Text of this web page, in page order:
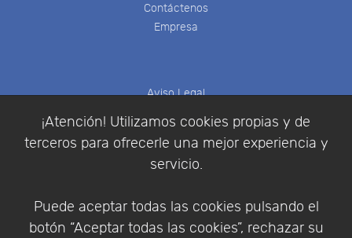
¡Atención! Utilizamos cookies propias y de
terceros para ofrecerle una mejor experiencia y
servicio.
Puede aceptar todas las cookies pulsando el
botón “Aceptar todas las cookies”, rechazar su
Contáctenos
Empresa
Aviso Legal
Condiciones de compra
Identificarse